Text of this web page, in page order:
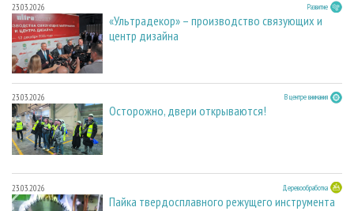
23.03.2026 Развитие
«Ультрадекор» – производство связующих и
центр дизайна
23.03.2026 В центре внимания
Осторожно, двери открываются!
23.03.2026 Деревообработка
Пайка твердосплавного режущего инструмента